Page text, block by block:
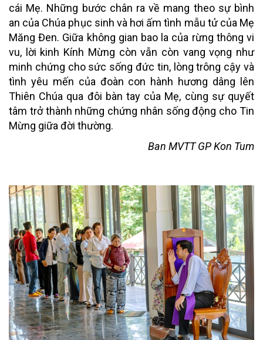
cái Mẹ. Những bước chân ra về mang theo sự bình
an của Chúa phục sinh và hơi ấm tình mẫu tử của Mẹ
Măng Đen. Giữa không gian bao la của rừng thông vi
vu, lời kinh Kính Mừng còn vẫn còn vang vọng như
minh chứng cho sức sống đức tin, lòng trông cậy và
tình yêu mến của đoàn con hành hương dâng lên
Thiên Chúa qua đôi bàn tay của Mẹ, cùng sự quyết
tâm trở thành những chứng nhân sống động cho Tin
Mừng giữa đời thường.
Ban MVTT GP Kon Tum